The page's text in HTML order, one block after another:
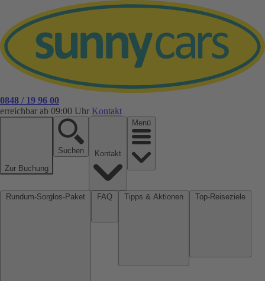
0848 / 19 96 00
erreichbar ab 09:00 Uhr Kontakt
Zur Buchung
Suchen
Menü